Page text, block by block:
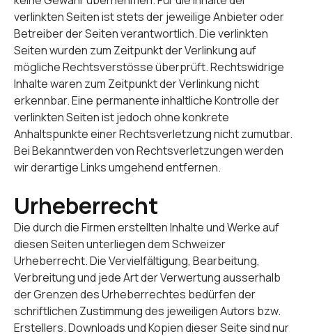
verlinkten Seiten ist stets der jeweilige Anbieter oder
Betreiber der Seiten verantwortlich. Die verlinkten
Seiten wurden zum Zeitpunkt der Verlinkung auf
mögliche Rechtsverstösse überprüft. Rechtswidrige
Inhalte waren zum Zeitpunkt der Verlinkung nicht
erkennbar. Eine permanente inhaltliche Kontrolle der
verlinkten Seiten ist jedoch ohne konkrete
Anhaltspunkte einer Rechtsverletzung nicht zumutbar.
Bei Bekanntwerden von Rechtsverletzungen werden
wir derartige Links umgehend entfernen.
Urheberrecht
Die durch die Firmen erstellten Inhalte und Werke auf
diesen Seiten unterliegen dem Schweizer
Urheberrecht. Die Vervielfältigung, Bearbeitung,
Verbreitung und jede Art der Verwertung ausserhalb
der Grenzen des Urheberrechtes bedürfen der
schriftlichen Zustimmung des jeweiligen Autors bzw.
Erstellers. Downloads und Kopien dieser Seite sind nur